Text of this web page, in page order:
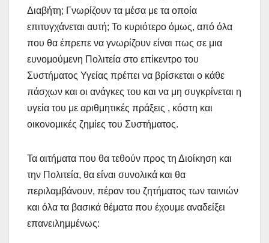
Διαβήτη; Γνωρίζουν τα μέσα με τα οποία
επιτυγχάνεται αυτή; Το κυριότερο όμως, από όλα
που θα έπρεπε να γνωρίζουν είναι πως σε μια
ευνομούμενη Πολιτεία στο επίκεντρο του
Συστήματος Υγείας πρέπει να βρίσκεται ο κάθε
πάσχων και οι ανάγκες του και να μη συγκρίνεται η
υγεία του με αριθμητικές πράξεις , κόστη και
οικονομικές ζημίες του Συστήματος.
Τα αιτήματα που θα τεθούν προς τη Διοίκηση και
την Πολιτεία, θα είναι συνολικά και θα
περιλαμβάνουν, πέραν του ζητήματος των ταινιών
και όλα τα βασικά θέματα που έχουμε αναδείξει
επανειλημμένως: